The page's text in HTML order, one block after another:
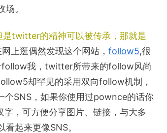
。
twitter的精神可以被传承，那就是
上逛偶然发现这个网站， follow5,很
follow我，twitter所带来的follow风尚
却罕见的采用双向follow机制，
SNS，如果你使用过pownce的话你
，可方便分享图片、链接，与大多
起来更像SNS。